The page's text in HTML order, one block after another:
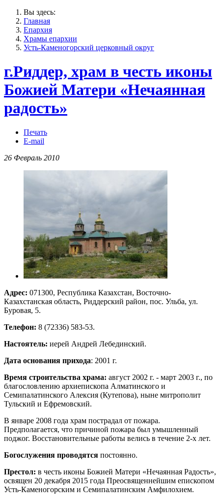
Вы здесь:
Главная
Епархия
Храмы епархии
Усть-Каменогорский церковный округ
г.Риддер, храм в честь иконы
Божией Матери «Нечаянная
радость»
Печать
E-mail
26 Февраль 2010
Адрес: 071300, Республика Казахстан, Восточно-
Казахстанская область, Риддерский район, пос. Ульба, ул.
Буровая, 5.
Телефон: 8 (72336) 583-53.
Настоятель: иерей Андрей Лебединский.
Дата основания прихода: 2001 г.
Время строительства храма: август 2002 г. - март 2003 г., по
благословлению архиепископа Алматинского и
Семипалатинского Алексия (Кутепова), ныне митрополит
Тульский и Ефремовский.
В январе 2008 года храм пострадал от пожара.
Предполагается, что причиной пожара был умышленный
поджог. Восстановительные работы велись в течение 2-х лет.
Богослужения проводятся постоянно.
Престол: в честь иконы Божией Матери «Нечаянная Радость»,
освящен 20 декабря 2015 года Преосвященнейшим епископом
Усть-Каменогорским и Семипалатинским Амфилохием.